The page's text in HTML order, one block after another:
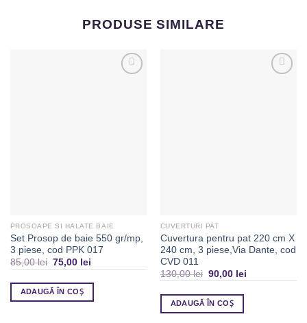
PRODUSE SIMILARE
PROSOAPE SI HALATE BAIE
Set Prosop de baie 550 gr/mp,
3 piese, cod PPK 017
85,00lei 75,00 lei
ADAUGĂ ÎN COȘ
CUVERTURI PAT
Cuvertura pentru pat 220 cm X
240 cm, 3 piese,Via Dante, cod
CVD 011
130,00lei 90,00 lei
ADAUGĂ ÎN COȘ